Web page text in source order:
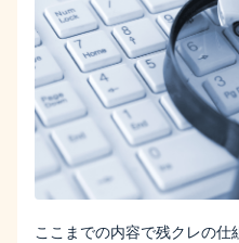
ここまでの内容で残クレの仕